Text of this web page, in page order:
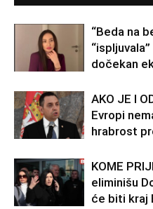
“Beda na
dočekan
AKO JE I
Evropi
hrabrost
KOME
eliminišu
će biti kraj